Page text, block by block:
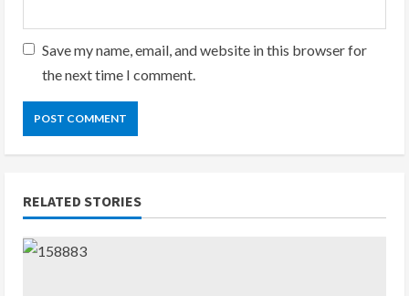
Save my name, email, and website in this browser for
the next time I comment.
RELATED STORIES